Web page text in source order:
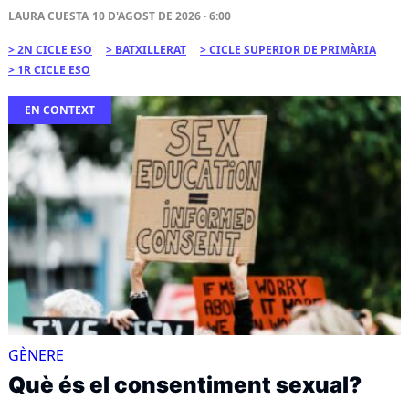
LAURA CUESTA 10 D'AGOST DE 2026 · 6:00
2N CICLE ESO BATXILLERAT
CICLE SUPERIOR DE PRIMÀRIA
1R CICLE ESO
EN CONTEXT
GÈNERE
Què és el consentiment sexual?